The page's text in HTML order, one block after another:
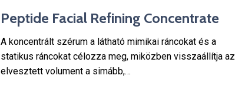
Peptide Facial Refining Concentrate
A koncentrált szérum a látható mimikai ráncokat és a
statikus ráncokat célozza meg, miközben visszaállítja az
elvesztett volument a simább,…